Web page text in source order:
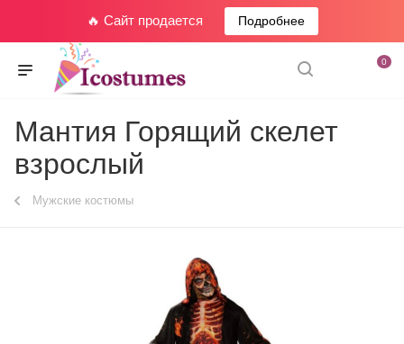
🔥 Сайт продается Подробнее
0
Мантия Горящий скелет
взрослый
Мужские костюмы